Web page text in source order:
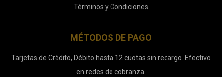
Términos y Condiciones
MÉTODOS DE PAGO
Tarjetas de Crédito, Débito hasta 12 cuotas sin recargo. Efectivo
en redes de cobranza.